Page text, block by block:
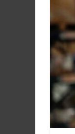
Loreto